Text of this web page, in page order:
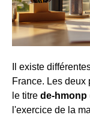
Il existe
France. Les deux
le titre de-hmonp
l'exercice de la